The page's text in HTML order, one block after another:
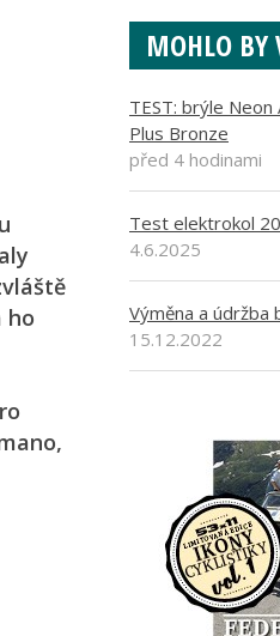
ho
MOHLO BY
TEST: brýle
Plus Bronze
před 4 hodinami
Test elektrokol
4.6.2025
Výměna a
15.12.2022